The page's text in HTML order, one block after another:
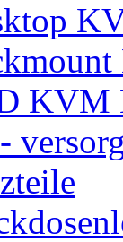
KVM